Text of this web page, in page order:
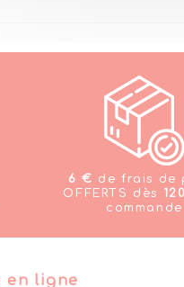
6 € de frais de
OFFERTS dès
commande
en ligne